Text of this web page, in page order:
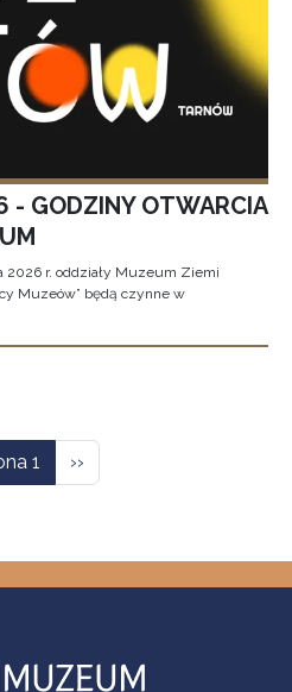
- GODZINY OTWARCIA
2026 r. oddziały Muzeum Ziemi
Muzeów” będą czynne w
1 Następna strona
››